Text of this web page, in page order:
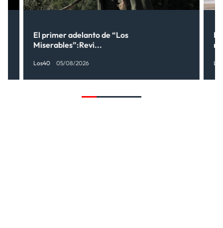
El primer adelanto de “Los
Miserables”:Revi...
Los40 05/08/2026